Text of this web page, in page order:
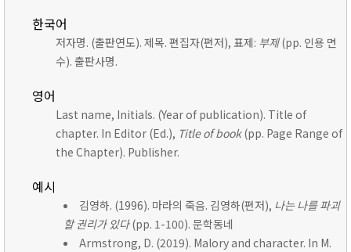
한국어
저자명. (출판연도). 제목. 편집자(편저), 표제: 부제(pp. 인용 면
수). 출판사명.
영어
Last name, Initials. (Year of publication). Title of
chapter. In Editor (Ed.), Title of book(pp. Page Range of
the Chapter). Publisher.
예시
김영하. (1996). 마라의 죽음. 김영하(편저), 나는 나를 파괴
할 권리가 있다(pp. 1-100). 문학동네
Armstrong, D. (2019). Malory and character. In M.